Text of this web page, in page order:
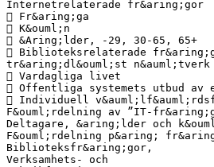
Internetrelaterade fr&aring;gor
 Fr&aring;ga
 K&ouml;n
 &Aring;lder, -29, 30-65, 65+
 Biblioteksrelaterade
tr&aring;dl&ouml;st n&auml;tverk
 Vardagliga livet
 Offentliga systemets utbud av
 Individuell
F&ouml;rdelning av ”IT-
Deltagare, &aring;lder och
F&ouml;rdelning p&aring;
Biblioteksfr&aring;gor,
Verksamhets- och